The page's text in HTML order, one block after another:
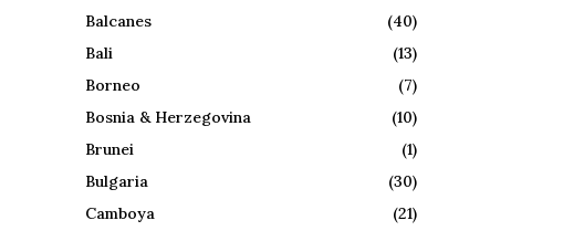
Balcanes
(40)
Bali
(13)
Borneo
(7)
Bosnia & Herzegovina
(10)
Brunei
(1)
Bulgaria
(30)
Camboya
(21)